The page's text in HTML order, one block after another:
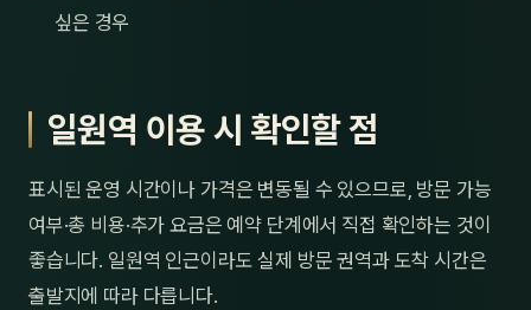
싶은 경우
일원역 이용 시 확인할 점
표시된 운영 시간이나 가격은 변동될 수 있으므로, 방문 가능
여부·총 비용·추가 요금은 예약 단계에서 직접 확인하는 것이
좋습니다. 일원역 인근이라도 실제 방문 권역과 도착 시간은
출발지에 따라 다릅니다.